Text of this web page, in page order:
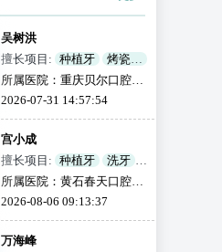
吴树洪
擅长项目: 种植牙
烤瓷牙
补牙
颌面外科
所属医院：重庆贝尔口腔医
院
2026-07-31 14:57:54
宫小成
擅长项目: 种植牙
洗牙
牙齿矫正
烤瓷牙
龋齿
补牙
全瓷牙
活动义齿
牙齿美白
颌面外科
儿童齿科
所属医院：黄石春天口腔门
诊部
2026-08-06 09:13:37
万海峰